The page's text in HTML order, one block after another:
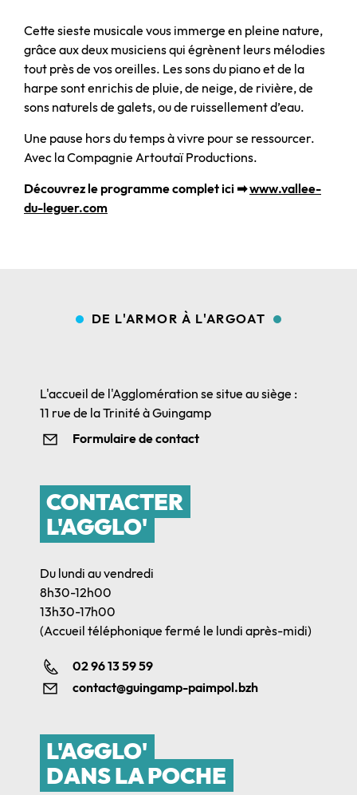
Cette sieste musicale vous immerge en pleine nature,
grâce aux deux musiciens qui égrènent leurs mélodies
tout près de vos oreilles. Les sons du piano et de la
harpe sont enrichis de pluie, de neige, de rivière, de
sons naturels de galets, ou de ruissellement d’eau.
Une pause hors du temps à vivre pour se ressourcer.
Avec la Compagnie Artoutaï Productions.
Découvrez le programme complet ici ➡www.vallee-
du-leguer.com
DE L'ARMOR À L'ARGOAT
L'accueil de l'Agglomération se situe au siège :
11 rue de la Trinité à Guingamp
Formulaire de contact
CONTACTER
L'AGGLO'
Du lundi au vendredi
8h30-12h00
13h30-17h00
(Accueil téléphonique fermé le lundi après-midi)
02 96 13 59 59
contact@guingamp-paimpol.bzh
L'AGGLO'
DANS LA POCHE